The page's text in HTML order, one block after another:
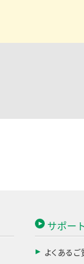
サポー
よくあるご